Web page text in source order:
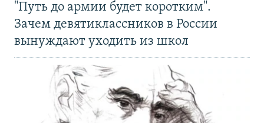
"Путь до армии будет коротким".
Зачем девятиклассников в России
вынуждают уходить из школ